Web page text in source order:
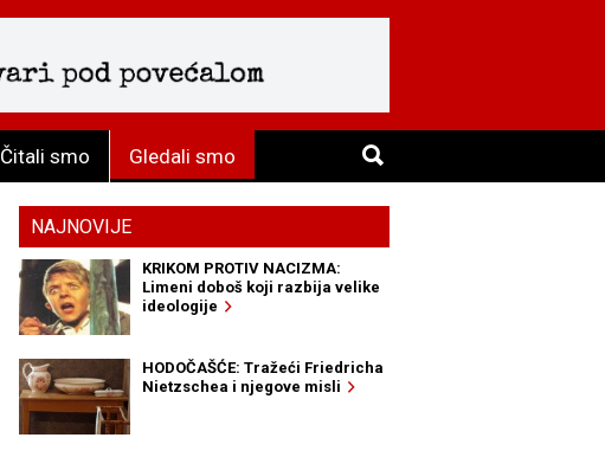
Čitali smo Gledali smo
NAJNOVIJE
KRIKOM PROTIV NACIZMA:
Limeni doboš koji razbija velike
ideologije
HODOČAŠĆE: Tražeći Friedricha
Nietzschea i njegove misli